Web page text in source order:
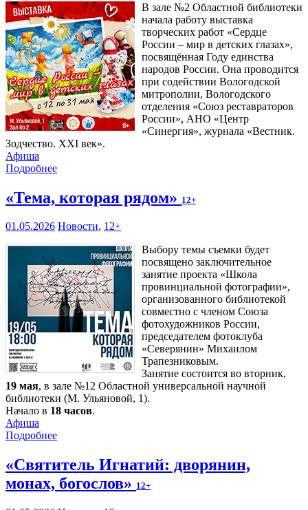
В зале №2 Областной библиотеки
начала работу выставка
творческих работ «Сердце
России – мир в детских глазах»,
посвящённая Году единства
народов России. Она проводится
при содействии Вологодской
митрополии, Вологодского
отделения «Союз реставраторов
России», АНО «Центр
«Синергия», журнала «Вестник.
Зодчество. XXI век».
Афиша
Подробнее
«Тема, которая рядом» 12+
01.05.2026 Новости, 12+
Выбору темы съемки будет
посвящено заключительное
занятие проекта «Школа
провинциальной фотографии»,
организованного библиотекой
совместно с членом Союза
фотохудожников России,
председателем фотоклуба
«Северянин» Михаилом
Трапезниковым.
Занятие состоится во вторник,
19 мая, в зале №12 Областной универсальной научной
библиотеки (М. Ульяновой, 1).
Начало в 18 часов.
Афиша
Подробнее
«Святитель Игнатий: дворянин,
монах, богослов» 12+